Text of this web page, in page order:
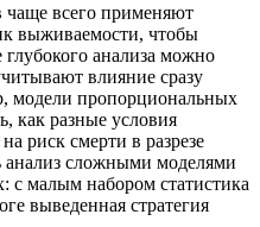
всего применяют
выживаемости, чтобы
анализа можно
влияние сразу
модели пропорциональных
как разные условия
риск смерти в разрезе
сложными моделями
с малым набором статистика
выведенная стратегия